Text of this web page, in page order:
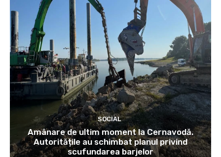
SOCIAL
Amânare de ultim moment la Cernavodă.
Autoritățile au schimbat planul privind
scufundarea barjelor